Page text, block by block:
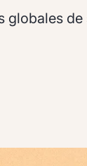
globales